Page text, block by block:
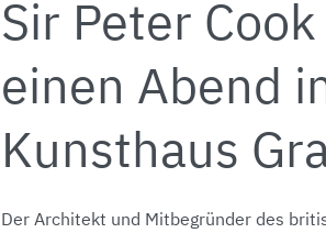
Sir Peter
einen Abend
Kunsthaus
Der Architekt und Mitbegründer des